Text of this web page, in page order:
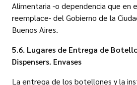
Alimentaria -o dependencia que en
reemplace- del Gobierno de la
Buenos Aires.
5.6. Lugares de Entrega de
Dispensers. Envases
La entrega de los botellones y la